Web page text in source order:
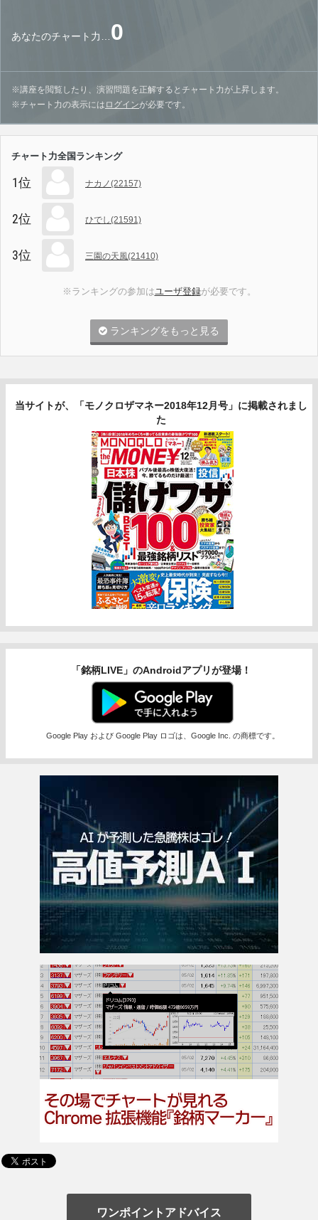
あなたのチャート力… 0
※講座を閲覧したり、演習問題を正解するとチャート力が上昇します。
※チャート力の表示には ログインが必要です。
チャート力全国ランキング
1位 ナカノ(22157)
2位 ひでし(21591)
3位 三園の天風(21410)
※ランキングの参加はユーザ登録が必要です。
ランキングをもっと見る
当サイトが、「モノクロザマネー2018年12月号」に掲載されまし
た
「銘柄LIVE」のAndroidアプリが登場！
Google Play および Google Play ロゴは、Google Inc. の商標です。
ワンポイントアドバイス